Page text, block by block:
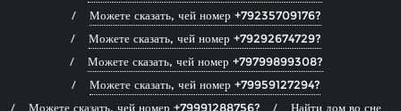
Можете сказать, чей номер +79235709176?
Можете сказать, чей номер +79292674729?
Можете сказать, чей номер +79799899308?
Можете сказать, чей номер +79959127294?
Можете сказать, чей номер +79991288756?
Найти дом во сне